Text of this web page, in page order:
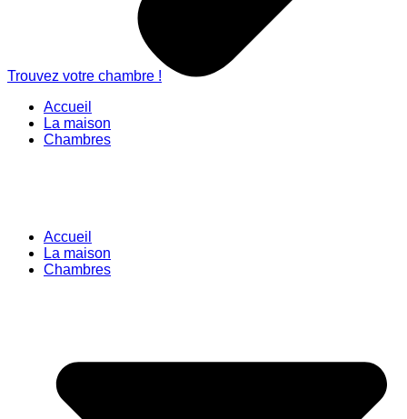
Trouvez votre chambre !
Accueil
La maison
Chambres
Accueil
La maison
Chambres